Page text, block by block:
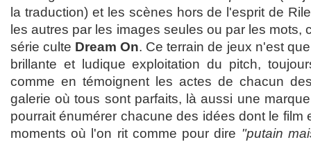
la traduction) et les scènes hors de l'esprit de
les autres par les images seules ou par les mots,
série culte Dream On. Ce terrain de jeux n'est
brillante et ludique exploitation du pitch,
comme en témoignent les actes de chacun
galerie où tous sont parfaits, là aussi une
pourrait énumérer chacune des idées dont le film
moments où l'on rit comme pour dire "putain